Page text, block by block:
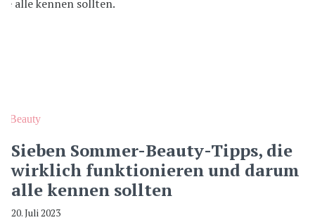
Beauty
Sieben Sommer-Beauty-Tipps, die
wirklich funktionieren und darum
alle kennen sollten
20. Juli 2023